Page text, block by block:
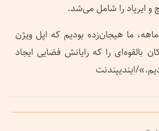
و ایرپاد را شامل می‌شد.
ما هیجان‌زده بودیم که اپل ویژن
بالقوه‌ای را که رایانش فضایی ایجاد
ایندیپندنت